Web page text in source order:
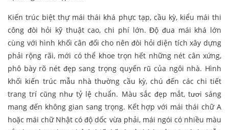
Kiến trúc biệt thự mái thái khá phực tạp, cầu kỳ, kiểu mái thi
công đòi hỏi kỹ thuật cao, chi phí lớn. Độ đua mái khá lớn
cùng với hình khối cân đối cho nên đòi hỏi diện tích xây dựng
phải rộng rãi, mới có thể khoe trọn hết những nét cân xứng,
phô bày rõ nét đẹp sang trọng quyến rũ của ngôi nhà. Hình
khối kiến trúc mẫu nhà thường cầu kỳ, chú đến các chi tiết
trang trí cũng như tỷ lệ chuẩn. Màu sắc đẹp mắt, tươi sáng
mang đến không gian sang trọng. Kết hợp với mái thái chữ A
hoặc mái chữ Nhật có độ dốc vừa phải, mái ngói có nhiều màu